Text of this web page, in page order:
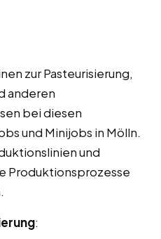
zur Pasteurisierung,
anderen
bei diesen
und Minijobs in Mölln.
und
Produktionsprozesse
: